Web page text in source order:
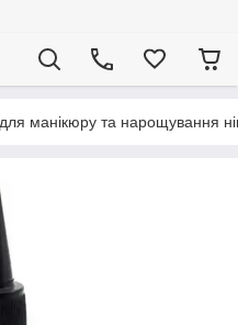
манікюру та нарощування